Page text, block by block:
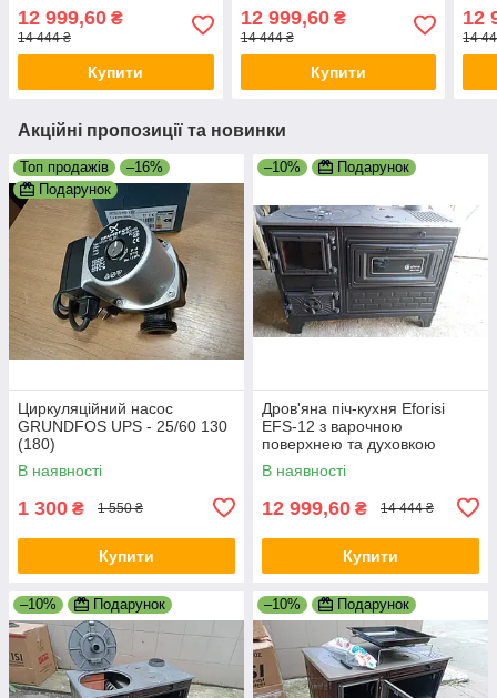
цегла) 8,6 кВт 46кг
ш820г430в620мм Чорнa
12 999,60 ₴
14 444 ₴
Купити
(дверцята чавун, топка
цегла)
12 999,60₴
14 444 ₴
Купити
12
14
Акційні пропозиції та новинки
Топ продажів
–16%
Подарунок
Циркуляційний насос
GRUNDFOS UPS - 25/60 130
(180)
В наявності
1 300 ₴ 1 550 ₴
Купити
–10% Подарунок
Дров'яна піч-кухня Eforisi
EFS-12 з варочною
поверхнею та духовкою
(дверцята чавун+скло) 8,6
кВт 46кг ш820г430в620мм
В наявності
12 999,60 ₴ 14 444 ₴
Купити
–10% Подарунок –10% Подарунок